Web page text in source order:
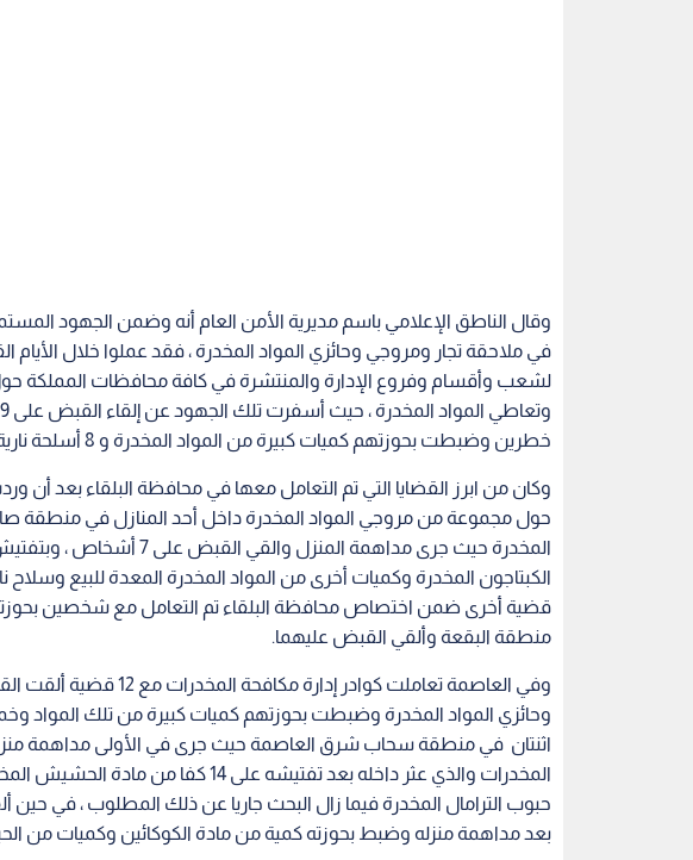
وقال الناطق الإعلامي باسم مديرية الأمن العام أنه وضمن الجهود
في ملاحقة تجار ومروجي وحائزي المواد المخدرة ، فقد عملوا خلال الأيام
لشعب وأقسام وفروع الإدارة والمنتشرة في كافة محافظات المملكة
خطرين وضبطت بحوزتهم كميات كبيرة من المواد المخدرة و 8 أسلحة نارية.
وكان من ابرز القضايا التي تم التعامل معها في محافظة البلقاء بعد
حول مجموعة من مروجي المواد المخدرة داخل أحد المنازل في منطقة
الكبتاجون المخدرة وكميات أخرى من المواد المخدرة المعدة للبيع
قضية أخرى ضمن اختصاص محافظة البلقاء تم التعامل مع شخصين
منطقة البقعة وألقي القبض عليهما.
وحائزي المواد المخدرة وضبطت بحوزتهم كميات كبيرة من تلك المواد
اثنتان في منطقة سحاب شرق العاصمة حيث جرى في الأولى مداهمة
حبوب الترامال المخدرة فيما زال البحث جاريا عن ذلك المطلوب ، في حين
بعد مداهمة منزله وضبط بحوزته كمية من مادة الكوكائين وكميات من